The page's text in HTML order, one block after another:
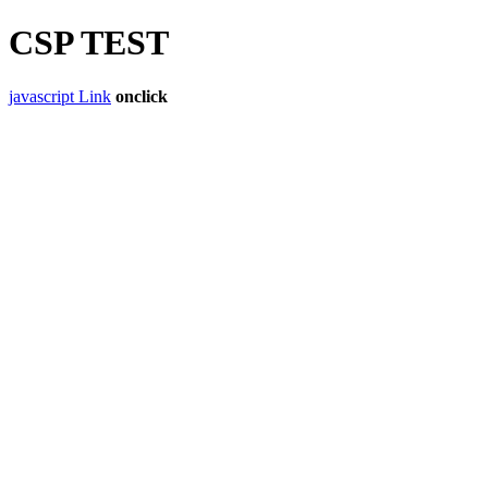
CSP TEST
javascript Link onclick